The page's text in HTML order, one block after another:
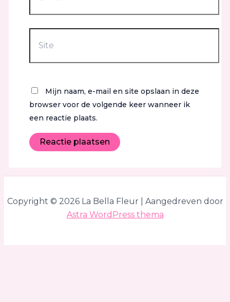
Mijn naam, e-mail en site opslaan in deze
browser voor de volgende keer wanneer ik
een reactie plaats.
Copyright © 2026 La Bella Fleur | Aangedreven door
Astra WordPress thema